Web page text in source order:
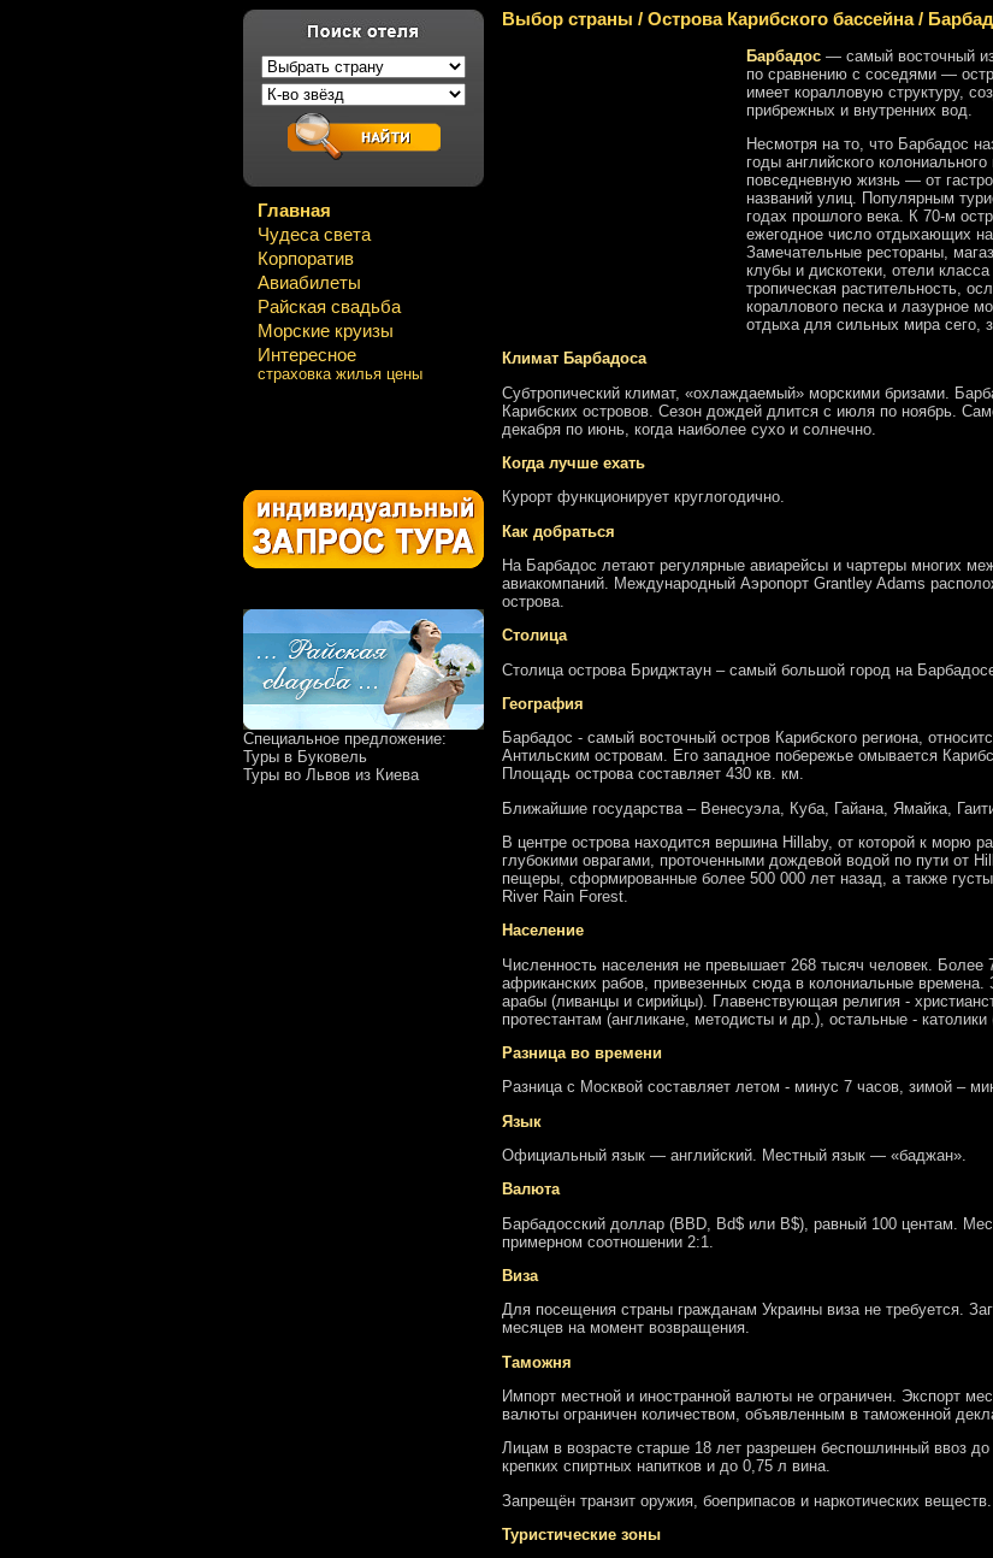
Главная
Чудеса света
Корпоратив
Авиабилеты
Райская свадьба
Морские круизы
Интересное
страховка жилья цены
Специальное предложение:
Туры в Буковель
Туры во Львов из Киева
Выбор страны / Острова Карибского бассейна/
Барбадос — самый восточный
по сравнению с соседями —
имеет коралловую структуру,
прибрежных и внутренних вод.
Несмотря на то, что Барбадос
годы английского
повседневную жизнь — от
названий улиц. Популярным
годах прошлого века. К 70-м
ежегодное число отдыхающих
Замечательные рестораны,
клубы и дискотеки, отели
тропическая растительность,
кораллового песка и лазурное
отдыха для сильных мира сего,
Климат Барбадоса
Субтропический климат, «охлаждаемый» морскими бризами.
Карибских островов. Сезон дождей длится с июля по ноябрь.
декабря по июнь, когда наиболее сухо и солнечно.
Когда лучше ехать
Курорт функционирует круглогодично.
Как добраться
На Барбадос летают регулярные авиарейсы и чартеры многих
авиакомпаний. Международный Аэропорт Grantley Adams
острова.
Столица
Столица острова Бриджтаун – самый большой город на
География
Барбадос - самый восточный остров Карибского региона,
Антильским островам. Его западное побережье омывается
Площадь острова составляет 430 кв. км.
Ближайшие государства – Венесуэла, Куба, Гайана, Ямайка,
В центре острова находится вершина Hillaby, от которой к морю
глубокими оврагами, проточенными дождевой водой по пути от
пещеры, сформированные более 500 000 лет назад, а также
River Rain Forest.
Население
Численность населения не превышает 268 тысяч человек. Более
африканских рабов, привезенных сюда в колониальные
арабы (ливанцы и сирийцы). Главенствующая религия -
протестантам (англикане, методисты и др.), остальные -
Разница во времени
Разница с Москвой составляет летом - минус 7 часов, зимой –
Язык
Официальный язык — английский. Местный язык — «баджан».
Валюта
Барбадосский доллар (BBD, Bd$ или B$), равный 100 центам.
примерном соотношении 2:1.
Виза
Для посещения страны гражданам Украины виза не требуется.
месяцев на момент возвращения.
Таможня
Импорт местной и иностранной валюты не ограничен. Экспорт
валюты ограничен количеством, объявленным в таможенной
Лицам в возрасте старше 18 лет разрешен беспошлинный ввоз
крепких спиртных напитков и до 0,75 л вина.
Запрещён транзит оружия, боеприпасов и наркотических веществ.
Туристические зоны